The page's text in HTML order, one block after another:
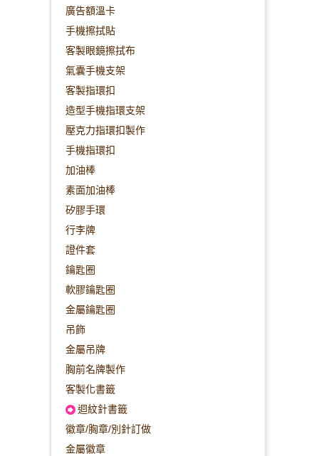
廣告額溫卡
手機擦拭貼
客製眼鏡擦拭布
氣囊手機支架
客製指環扣
造型手機指環支架
壓克力指環扣製作
手機指環扣
加油棒
素面加油棒
矽膠手環
行李牌
證件套
鑰匙圈
軟膠鑰匙圈
金屬鑰匙圈
吊飾
金屬吊牌
胸前名牌製作
客製化書籤
迴紋針書籤
徽章/胸章/別針訂做
金屬徽章